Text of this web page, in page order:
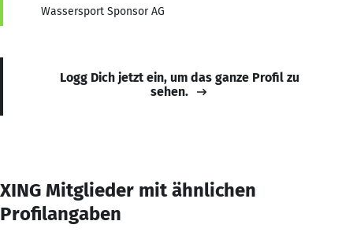
Wassersport Sponsor AG
Logg Dich jetzt ein, um das ganze Profil zu
sehen.
XING Mitglieder mit ähnlichen
Profilangaben